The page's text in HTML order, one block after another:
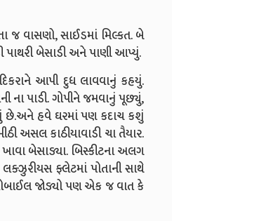
જ વાસણો, સાઈડમાં મિલ્કત. બે
પાથરી બેસાડી અને પાણી આપ્યું.
આપી દુધ લાવવાનું કહયું.
ના પાડી. ગોપીને જમવાનું પૂછ્યું,
છે.અને હવે ઘરમાં પણ કદાચ કશું
અસલ કાઠીયાવાડી ચા તૈયાર.
ખાવા બેસાડ્યા. બિસ્કીટના અલગ
ફ્લેટમાં પોતાની સાથે
જોડ્યો પણ એક જ વાત કે